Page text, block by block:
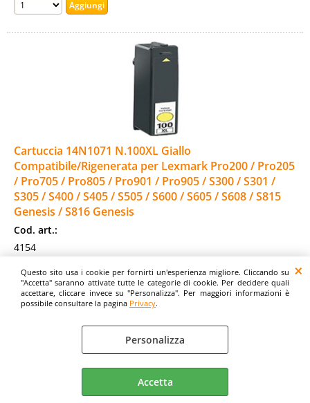
Questo sito usa i cookie per fornirti un'esperienza migliore. Cliccando su
"Accetta" saranno attivate tutte le categorie di cookie. Per decidere quali
accettare, cliccare invece su "Personalizza". Per maggiori informazioni è
possibile consultare la pagina Privacy.
Personalizza
Accetta
Cartuccia 14N1071 N.100XL Giallo
Compatibile/Rigenerata per Lexmark Pro200 / Pro205
/ Pro705 / Pro805 / Pro901 / Pro905 / S300 / S301 /
S305 / S400 / S405 / S505 / S600 / S605 / S608 / S815
Genesis / S816 Genesis
Cod. art.:
4154
Compatibile con:Lexmark S305, S405, S505, S605, S308,
S408, S508, S608,Lexmark PRO 205, 705, 805, 815 ,905
Lexmark PRO 208, 708, 808, 908Cartuccia di [...]
Disponibilità: